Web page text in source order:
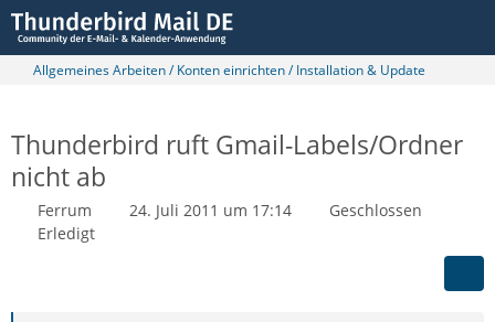
Allgemeines Arbeiten / Konten einrichten / Installation & Update
Thunderbird ruft Gmail-Labels/Ordner
nicht ab
Ferrum 24. Juli 2011 um 17:14
Geschlossen
Erledigt